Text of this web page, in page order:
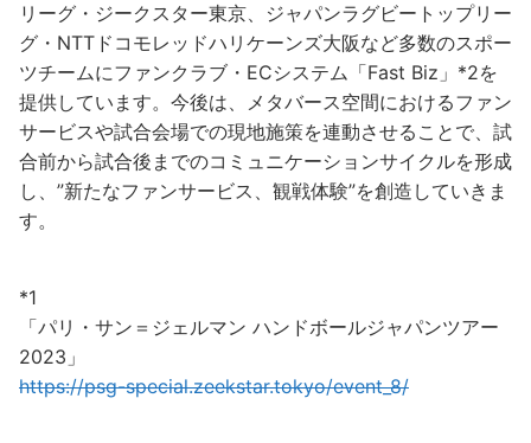
リーグ・ジークスター東京、ジャパンラグビートップリー
グ・NTTドコモレッドハリケーンズ大阪など多数のスポー
ツチームにファンクラブ・ECシステム「Fast Biz」*2を
提供しています。今後は、メタバース空間におけるファン
サービスや試合会場での現地施策を連動させることで、試
合前から試合後までのコミュニケーションサイクルを形成
し、”新たなファンサービス、観戦体験”を創造していきま
す。
*1
「パリ・サン＝ジェルマン ハンドボールジャパンツアー
2023」
https://psg-special.zeekstar.tokyo/event_8/